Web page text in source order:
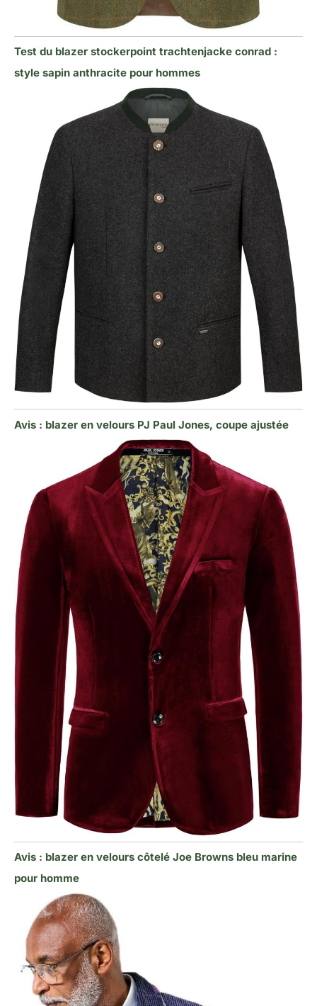
Test du blazer stockerpoint trachtenjacke conrad :
style sapin anthracite pour hommes
Avis : blazer en velours PJ Paul Jones, coupe ajustée
Avis : blazer en velours côtelé Joe Browns bleu marine
pour homme